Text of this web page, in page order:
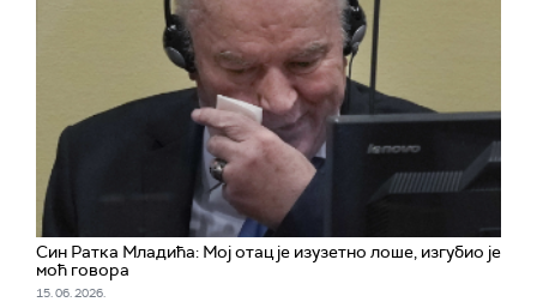
Син Ратка Младића: Мој отац је изузетно лоше, изгубио је
моћ говора
15. 06. 2026.